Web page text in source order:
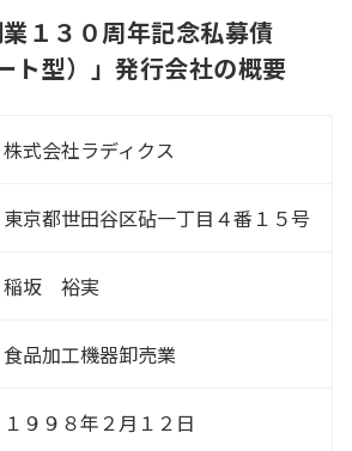
業１３０周年記念私募債
ト型）」発行会社の概要
株式会社ラディクス
東京都世田谷区砧一丁目４番１５号
稲坂 裕実
食品加工機器卸売業
１９９８年２月１２日